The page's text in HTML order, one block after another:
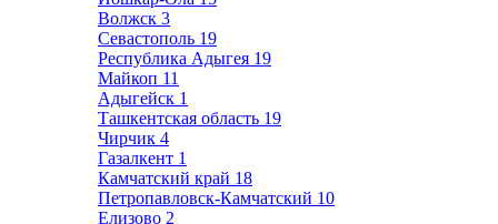
Волжск 3
Севастополь 19
Республика Адыгея 19
Майкоп 11
Адыгейск 1
Ташкентская область 19
Чирчик 4
Газалкент 1
Камчатский край 18
Петропавловск-Камчатский 10
Елизово 2